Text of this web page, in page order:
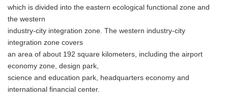
which is divided into the eastern ecological functional zone and
the western
industry-city integration zone. The western industry-city
integration zone covers
an area of about 192 square kilometers, including the airport
economy zone, design park,
science and education park, headquarters economy and
international financial center.